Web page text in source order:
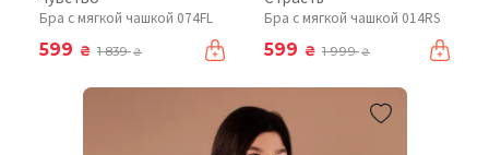
Бра с мягкой чашкой 074FL
599 ₴ 1 839₴
Бра с мягкой чашкой 014RS
599 ₴ 1 999₴